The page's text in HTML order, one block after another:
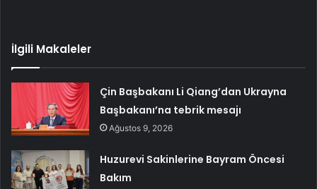
İlgili Makaleler
Çin Başbakanı Li Qiang’dan Ukrayna
Başbakanı’na tebrik mesajı
Ağustos 9, 2026
Huzurevi Sakinlerine Bayram Öncesi
Bakım